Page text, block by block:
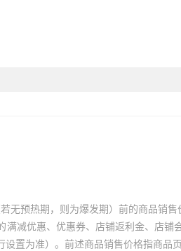
无预热期，则为爆发期）前的商品
减优惠、优惠券、店铺返利金、店
置为准）。前述商品销售价格指商品